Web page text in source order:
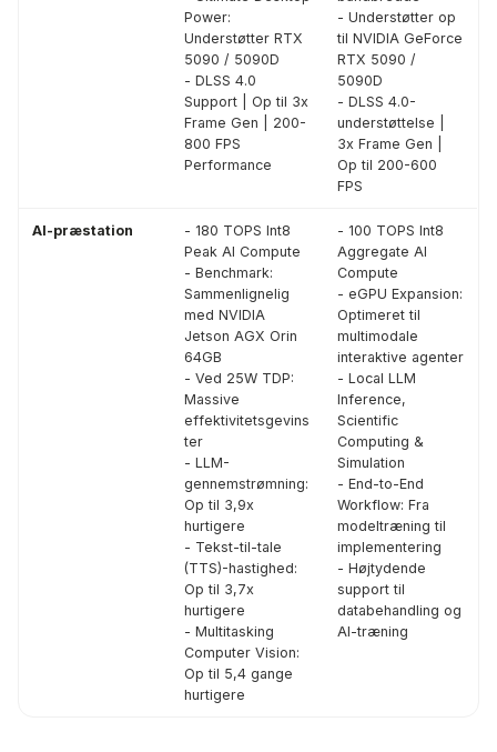
Power:
Understøtter RTX
5090 / 5090D
- DLSS 4.0
Support | Op til 3x
Frame Gen | 200-
800 FPS
Performance
- Understøtter op
til NVIDIA GeForce
RTX 5090 /
5090D
- DLSS 4.0-
understøttelse |
3x Frame Gen |
Op til 200-600
FPS
AI-præstation
- 180 TOPS Int8
Peak AI Compute
- Benchmark:
Sammenlignelig
med NVIDIA
Jetson AGX Orin
64GB
- Ved 25W TDP:
Massive
effektivitetsgevins
ter
- LLM-
gennemstrømning:
Op til 3,9x
hurtigere
- Tekst-til-tale
(TTS)-hastighed:
Op til 3,7x
hurtigere
- Multitasking
Computer Vision:
Op til 5,4 gange
hurtigere
- 100 TOPS Int8
Aggregate AI
Compute
- eGPU Expansion:
Optimeret til
multimodale
interaktive agenter
- Local LLM
Inference,
Scientific
Computing &
Simulation
- End-to-End
Workflow: Fra
modeltræning til
implementering
- Højtydende
support til
databehandling og
AI-træning